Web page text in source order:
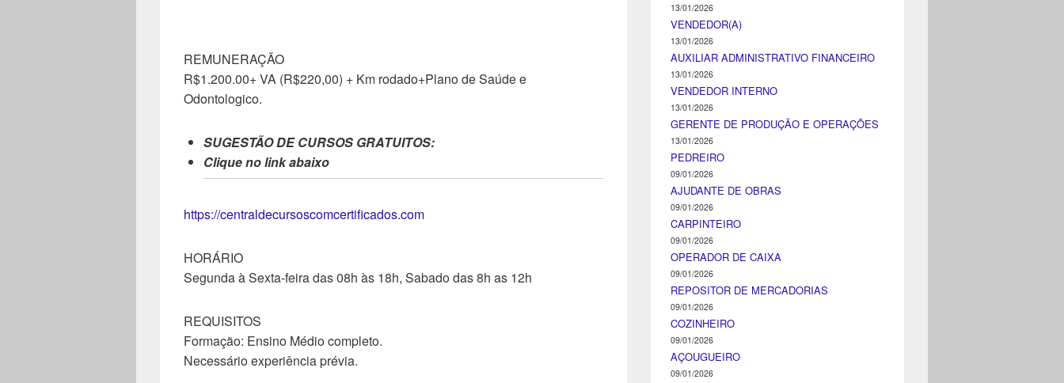
REMUNERAÇÃO
R$1.200.00+ VA (R$220,00) + Km rodado+Plano de Saúde e
Odontologico.
SUGESTÃO DE CURSOS GRATUITOS:
Clique no link abaixo
https://centraldecursoscomcertificados.com
HORÁRIO
Segunda à Sexta-feira das 08h às 18h, Sabado das 8h as 12h
REQUISITOS
Formação: Ensino Médio completo.
Necessário experiência prévia.
13/01/2026
VENDEDOR(A)
13/01/2026
AUXILIAR ADMINISTRATIVO FINANCEIRO
13/01/2026
VENDEDOR INTERNO
13/01/2026
GERENTE DE PRODUÇÃO E OPERAÇÕES
13/01/2026
PEDREIRO
09/01/2026
AJUDANTE DE OBRAS
09/01/2026
CARPINTEIRO
09/01/2026
OPERADOR DE CAIXA
09/01/2026
REPOSITOR DE MERCADORIAS
09/01/2026
COZINHEIRO
09/01/2026
AÇOUGUEIRO
09/01/2026